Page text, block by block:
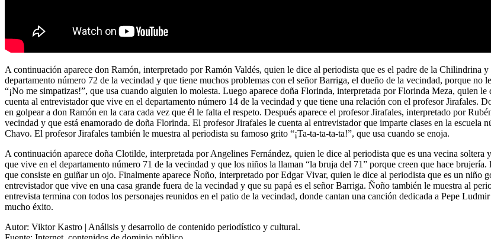
A continuación aparece don Ramón, interpretado por Ramón Valdés, quien le dice al periodista que es el padre de la Chilindrina
departamento número 72 de la vecindad y que tiene muchos problemas con el señor Barriga, el dueño de la vecindad, porque no
“¡No me simpatizas!”, que usa cuando alguien lo molesta. Luego aparece doña Florinda, interpretada por Florinda Meza, quien
cuenta al entrevistador que vive en el departamento número 14 de la vecindad y que tiene una relación con el profesor Jirafales.
en golpear a don Ramón en la cara cada vez que él le falta el respeto. Después aparece el profesor Jirafales, interpretado por
vecindad y que está enamorado de doña Florinda. El profesor Jirafales le cuenta al entrevistador que imparte clases en la
Chavo. El profesor Jirafales también le muestra al periodista su famoso grito “¡Ta-ta-ta-ta-ta!”, que usa cuando se enoja.
A continuación aparece doña Clotilde, interpretada por Angelines Fernández, quien le dice al periodista que es una vecina
que vive en el departamento número 71 de la vecindad y que los niños la llaman “la bruja del 71” porque creen que hace
que consiste en guiñar un ojo. Finalmente aparece Ñoño, interpretado por Edgar Vivar, quien le dice al periodista que es un
entrevistador que vive en una casa grande fuera de la vecindad y que su papá es el señor Barriga. Ñoño también le muestra al
entrevista termina con todos los personajes reunidos en el patio de la vecindad, donde cantan una canción dedicada a Pepe
mucho éxito.
Autor: Viktor Kastro | Análisis y desarrollo de contenido periodístico y cultural.